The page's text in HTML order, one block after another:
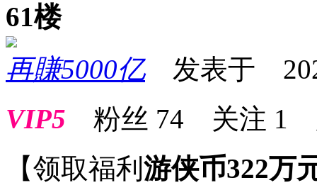
61楼
再賺5000亿发表于
VIP5 粉丝 74 关注 1
【领取福利 游侠币322万